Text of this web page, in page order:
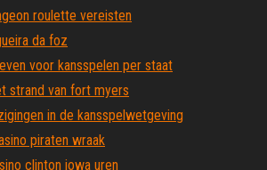
roulette vereisten
da foz
voor kansspelen per staat
strand van fort myers
in de kansspelwetgeving
piraten wraak
clinton iowa uren